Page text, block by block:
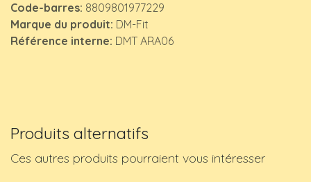
Code-barres: 8809801977229
Marque du produit: DM-Fit
Référence interne: DMT ARA06
Produits alternatifs
Ces autres produits pourraient vous intéresser